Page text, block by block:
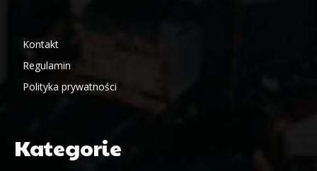
Kontakt
Regulamin
Polityka prywatności
Kategorie